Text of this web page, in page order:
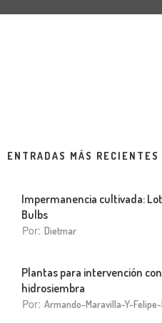
ENTRADAS MÁS RECIENTES
Impermanencia cultivada:
Bulbs
Por: Dietmar
Plantas para intervención con
hidrosiembra
Por: Armando-Maravilla-Y-Felipe-